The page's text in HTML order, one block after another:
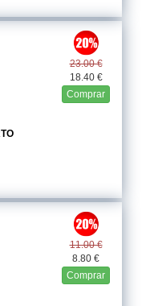
23.00 €
18.40 €
Comprar
11.00 €
8.80 €
Comprar